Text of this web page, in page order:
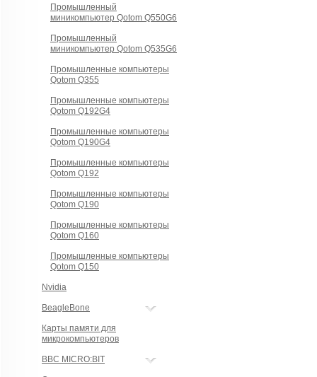
Промышленный
миникомпьютер Qotom Q550G6
Промышленный
миникомпьютер Qotom Q535G6
Промышленные компьютеры
Qotom Q355
Промышленные компьютеры
Qotom Q192G4
Промышленные компьютеры
Qotom Q190G4
Промышленные компьютеры
Qotom Q192
Промышленные компьютеры
Qotom Q190
Промышленные компьютеры
Qotom Q160
Промышленные компьютеры
Qotom Q150
Nvidia
BeagleBone
Карты памяти для
микрокомпьютеров
BBC MICRO:BIT